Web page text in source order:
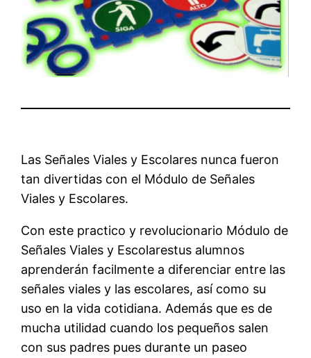
Las Señales Viales y Escolares nunca fueron
tan divertidas con el Módulo de Señales
Viales y Escolares.
Con este practico y revolucionario Módulo de
Señales Viales y Escolarestus alumnos
aprenderán facilmente a diferenciar entre las
señales viales y las escolares, así como su
uso en la vida cotidiana. Además que es de
mucha utilidad cuando los pequeños salen
con sus padres pues durante un paseo